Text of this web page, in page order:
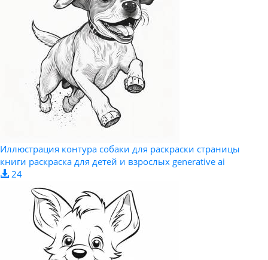
Иллюстрация контура собаки для раскраски страницы
книги раскраска для детей и взрослых generative ai
24